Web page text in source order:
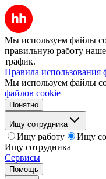
Мы используем файлы
правильную работу
трафик.
Правила использования
Мы используем файлы
файлов cookie
Понятно
Ищу сотрудника
Ищу работу
Ищу
Ищу сотрудника
Сервисы
Помощь